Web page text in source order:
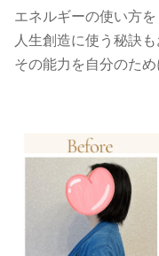
エネルギーの使い方を
人生創造に使う秘訣
その能力を自分のた